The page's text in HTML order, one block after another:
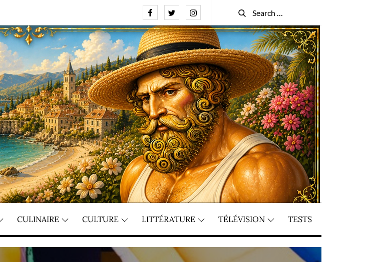
FacebookTwitterInstagram
Search
for:
Search
CULINAIRE CULTURE LITTÉRATURE TÉLÉVISION TESTS